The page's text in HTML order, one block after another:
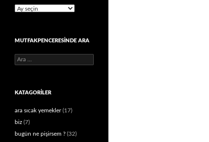
Arşivler
MUTFAKPENCERESINDE ARA
Arama:
KATAGORILER
ara sıcak yemekler(17)
biz (7)
bugün ne pişirsem ? (32)